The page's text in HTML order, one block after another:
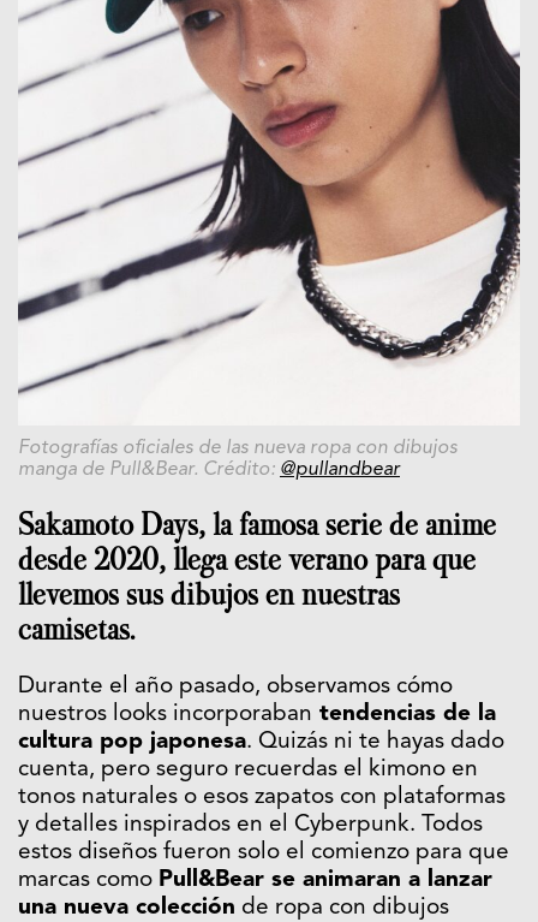
Fotografías oficiales de las nueva ropa con dibujos
manga de Pull&Bear. Crédito: @pullandbear
Sakamoto Days, la famosa serie de anime
desde 2020, llega este verano para que
llevemos sus dibujos en nuestras
camisetas.
Durante el año pasado, observamos cómo
nuestros looks incorporaban tendencias de la
cultura pop japonesa. Quizás ni te hayas dado
cuenta, pero seguro recuerdas el kimono en
tonos naturales o esos zapatos con plataformas
y detalles inspirados en el Cyberpunk. Todos
estos diseños fueron solo el comienzo para que
marcas como Pull&Bear se animaran a lanzar
una nueva colección de ropa con dibujos